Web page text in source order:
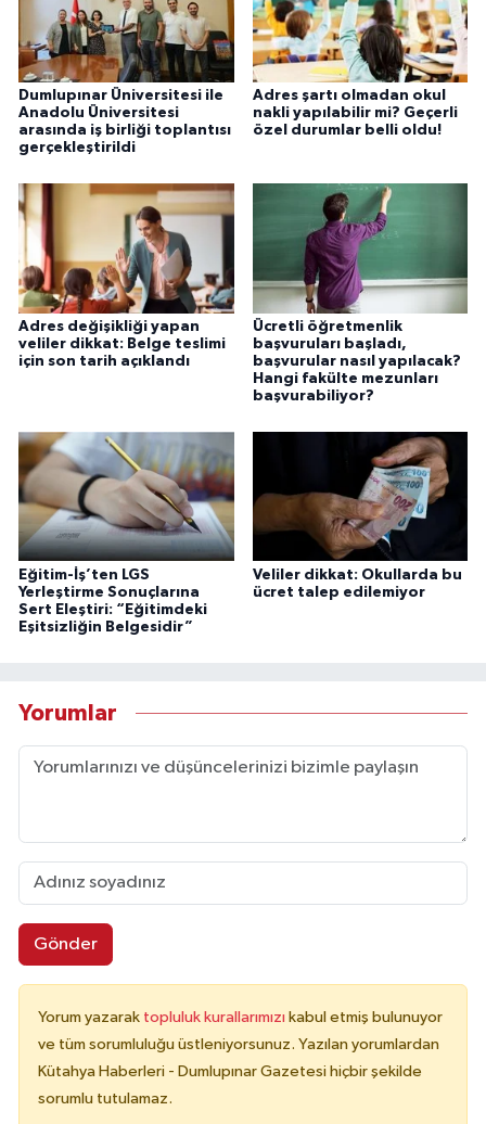
Dumlupınar Üniversitesi ile
Anadolu Üniversitesi
arasında iş birliği toplantısı
gerçekleştirildi
Adres şartı olmadan okul
nakli yapılabilir mi? Geçerli
özel durumlar belli oldu!
Adres değişikliği yapan
veliler dikkat: Belge teslimi
için son tarih açıklandı
Ücretli öğretmenlik
başvuruları başladı,
başvurular nasıl yapılacak?
Hangi fakülte mezunları
başvurabiliyor?
Eğitim-İş’ten LGS
Yerleştirme Sonuçlarına
Sert Eleştiri: “Eğitimdeki
Eşitsizliğin Belgesidir”
Veliler dikkat: Okullarda bu
ücret talep edilemiyor
Yorumlar
Gönder
Yorum yazarak topluluk kurallarımızı kabul etmiş bulunuyor
ve tüm sorumluluğu üstleniyorsunuz. Yazılan yorumlardan
Kütahya Haberleri - Dumlupınar Gazetesi hiçbir şekilde
sorumlu tutulamaz.